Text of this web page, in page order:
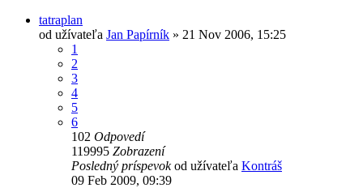
tatraplan
od užívateľa Jan Papírník » 21 Nov 2006, 15:25
1
2
3
4
5
6
102 Odpovedí
119995 Zobrazení
Posledný príspevokod užívateľa Kontráš
09 Feb 2009, 09:39